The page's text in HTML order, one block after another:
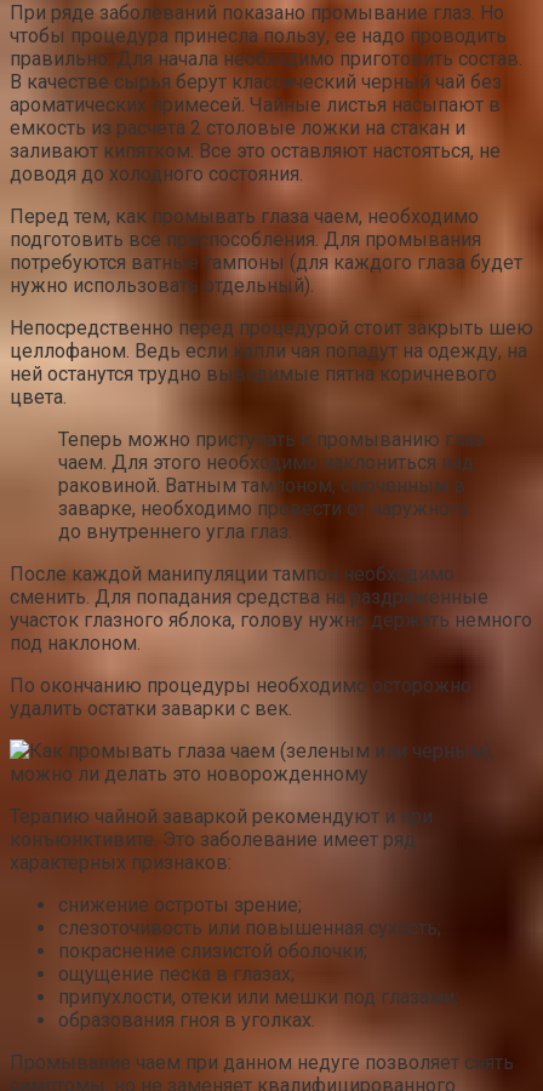
При ряде заболеваний показано промывание глаз. Но
чтобы процедура принесла пользу, ее надо проводить
правильно. Для начала необходимо приготовить состав.
В качестве сырья берут классический черный чай без
ароматических примесей. Чайные листья насыпают в
емкость из расчета 2 столовые ложки на стакан и
заливают кипятком. Все это оставляют настояться, не
доводя до холодного состояния.
Перед тем, как промывать глаза чаем, необходимо
подготовить все приспособления. Для промывания
потребуются ватные тампоны (для каждого глаза будет
нужно использовать отдельный).
Непосредственно перед процедурой стоит закрыть шею
целлофаном. Ведь если капли чая попадут на одежду, на
ней останутся трудно выводимые пятна коричневого
цвета.
Теперь можно приступать к промыванию глаз
чаем. Для этого необходимо наклониться над
раковиной. Ватным тампоном, смоченным в
заварке, необходимо провести от наружного
до внутреннего угла глаз.
После каждой манипуляции тампон необходимо
сменить. Для попадания средства на раздраженные
участок глазного яблока, голову нужно держать немного
под наклоном.
По окончанию процедуры необходимо осторожно
удалить остатки заварки с век.
Терапию чайной заваркой рекомендуют и при
конъюнктивите. Это заболевание имеет ряд
характерных признаков:
снижение остроты зрение;
слезоточивость или повышенная сухость;
покраснение слизистой оболочки;
ощущение песка в глазах;
припухлости, отеки или мешки под глазами;
образования гноя в уголках.
Промывание чаем при данном недуге позволяет снять
симптомы, но не заменяет квалифицированного